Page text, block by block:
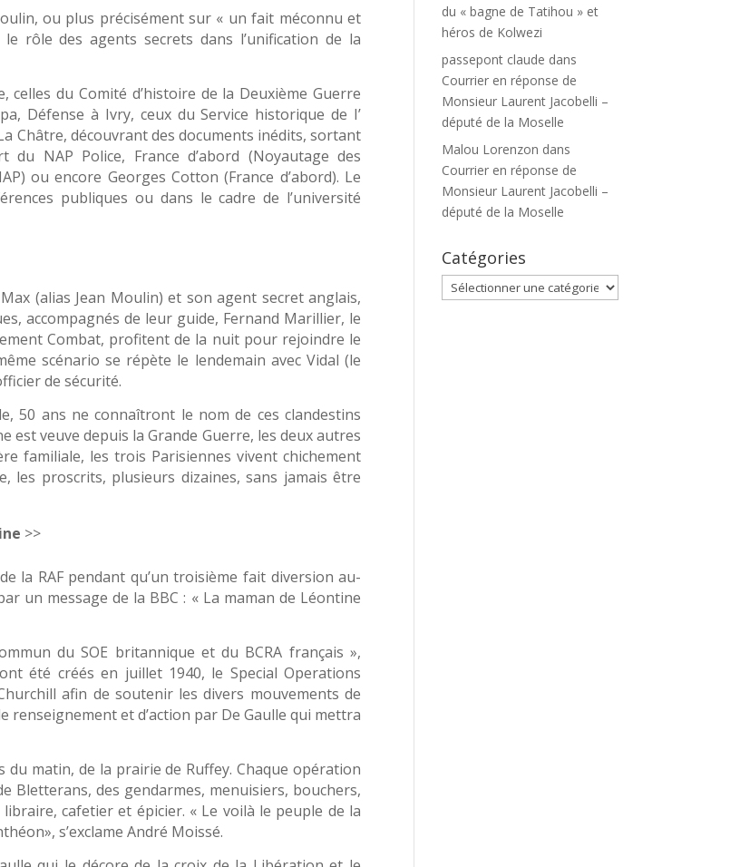
ou plus précisément sur « un fait méconnu et
rôle des agents secrets dans l’unification de la
celles du Comité d’histoire de la Deuxième Guerre
Défense à Ivry, ceux du Service historique de I’
Châtre, découvrant des documents inédits, sortant
du NAP Police, France d’abord (Noyautage des
ou encore Georges Cotton (France d’abord). Le
publiques ou dans le cadre de l’université
(alias Jean Moulin) et son agent secret anglais,
accompagnés de leur guide, Fernand Marillier, le
Combat, profitent de la nuit pour rejoindre le
scénario se répète le lendemain avec Vidal (le
de sécurité.
50 ans ne connaîtront le nom de ces clandestins
est veuve depuis la Grande Guerre, les deux autres
familiale, les trois Parisiennes vivent chichement
les proscrits, plusieurs dizaines, sans jamais être
>>
la RAF pendant qu’un troisième fait diversion au-
un message de la BBC : « La maman de Léontine
du SOE britannique et du BCRA français »,
été créés en juillet 1940, le Special Operations
afin de soutenir les divers mouvements de
renseignement et d’action par De Gaulle qui mettra
matin, de la prairie de Ruffey. Chaque opération
Bletterans, des gendarmes, menuisiers, bouchers,
cafetier et épicier. « Le voilà le peuple de la
s’exclame André Moissé.
du « bagne de Tatihou » et
héros de Kolwezi
passepont claude dans
Courrier en réponse de
Monsieur Laurent Jacobelli –
député de la Moselle
Malou Lorenzon dans
Courrier en réponse de
Monsieur Laurent Jacobelli –
député de la Moselle
Catégories
Catégories